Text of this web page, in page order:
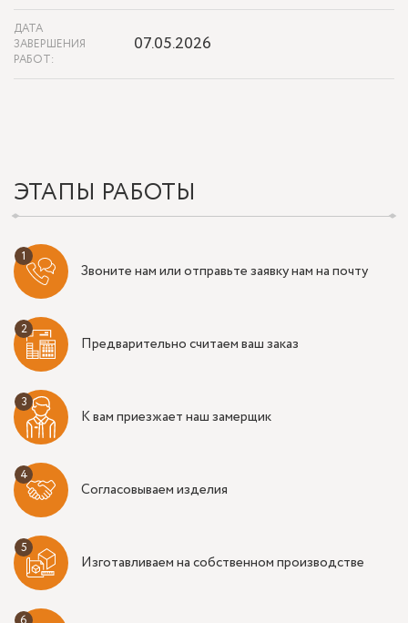
ДАТА
ЗАВЕРШЕНИЯ
РАБОТ:
07.05.2026
ЭТАПЫ РАБОТЫ
Звоните нам или отправьте заявку нам на почту
Предварительно считаем ваш заказ
К вам приезжает наш замерщик
Согласовываем изделия
Изготавливаем на собственном производстве